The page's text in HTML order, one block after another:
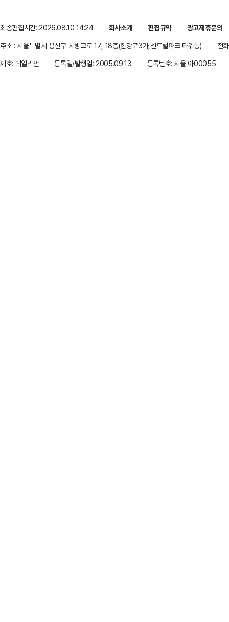
최종편집시간: 2026.08.10 14:24 회사소개 편집규약
광고제휴문의
주소 : 서울특별시 용산구 서빙고로 17, 18층(한강로3가,센트럴파크 타워동)
전
제호: 데일리안
등록일/발행일: 2005.09.13 등록번호: 서울 아00055